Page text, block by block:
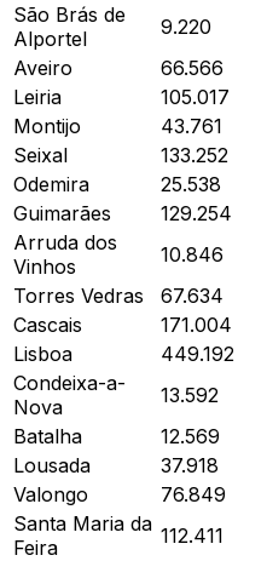
São Brás de
Alportel
9.220
Aveiro
66.566
Leiria
105.017
Montijo
43.761
Seixal
133.252
Odemira
25.538
Guimarães
129.254
Arruda dos
Vinhos
10.846
Torres Vedras
67.634
Cascais
171.004
Lisboa
449.192
Condeixa-a-
Nova
13.592
Batalha
12.569
Lousada
37.918
Valongo
76.849
Santa Maria da
Feira
112.411